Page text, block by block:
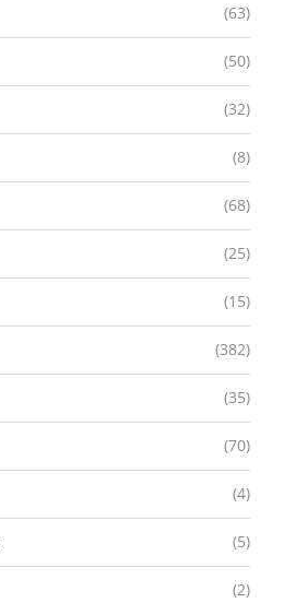
(63)
(50)
(32)
(8)
(68)
(25)
(15)
(382)
(35)
(70)
(4)
(5)
(2)